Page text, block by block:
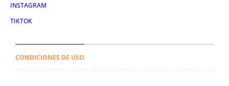
INSTAGRAM
TIKTOK
CONDICIONES DE USO